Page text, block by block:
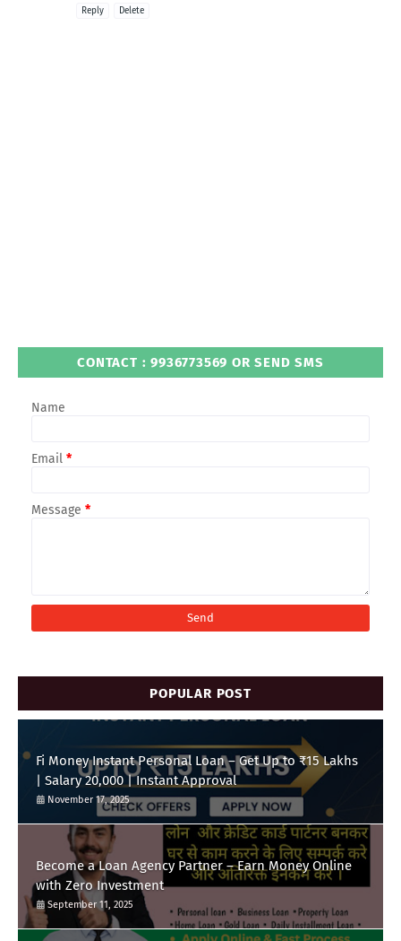
Reply Delete
CONTACT : 9936773569 OR SEND SMS
Name
Email *
Message *
POPULAR POST
Fi Money Instant Personal Loan – Get Up to ₹15 Lakhs
| Salary 20,000 | Instant Approval
November 17, 2025
Become a Loan Agency Partner – Earn Money Online
with Zero Investment
September 11, 2025